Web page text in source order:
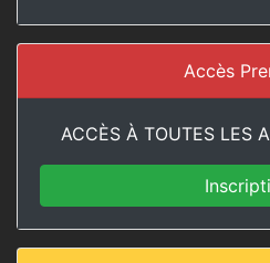
Accès
ACCÈS À TOUTES LES